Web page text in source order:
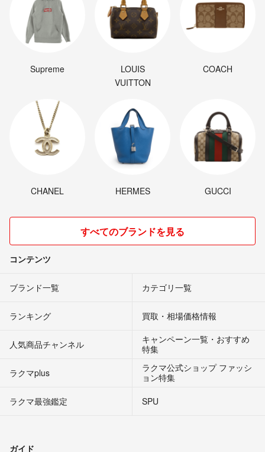
Supreme
LOUIS
VUITTON
COACH
CHANEL HERMES GUCCI
すべてのブランドを見る
コンテンツ
ブランド一覧 カテゴリ一覧
ランキング 買取・相場価格情報
人気商品チャンネル
キャンペーン一覧・おすすめ
特集
ラクマplus
ラクマ公式ショップ ファッシ
ョン特集
ラクマ最強鑑定
SPU
ガイド